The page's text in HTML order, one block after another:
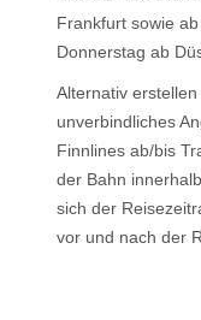
Frankfurt sowie
Donnerstag ab
Alternativ
unverbindliches
Finnlines ab/bis
der Bahn
sich der
vor und nach der